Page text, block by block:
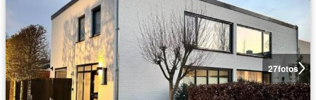
27fotos